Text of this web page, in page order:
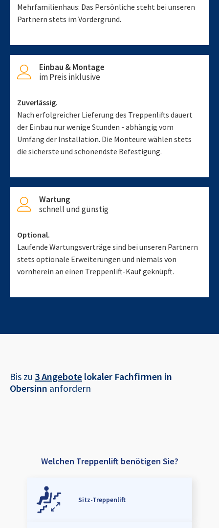
Mehrfamilienhaus: Das Persönliche steht bei unseren
Partnern stets im Vordergrund.
Einbau & Montage
im Preis inklusive
Zuverlässig.
Nach erfolgreicher Lieferung des Treppenlifts dauert
der Einbau nur wenige Stunden - abhängig vom
Umfang der Installation. Die Monteure wählen stets
die sicherste und schonendste Befestigung.
Wartung
schnell und günstig
Optional.
Laufende Wartungsverträge sind bei unseren Partnern
stets optionale Erweiterungen und niemals von
vornherein an einen Treppenlift-Kauf geknüpft.
Bis zu 3 Angebote lokaler Fachfirmen in
Obersinn anfordern
Welchen Treppenlift benötigen Sie?
Sitz-Treppenlift